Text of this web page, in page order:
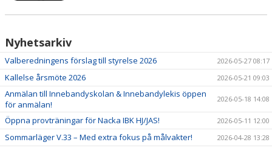
Nyhetsarkiv
Valberedningens förslag till styrelse 2026 2026-05-27 08:17
Kallelse årsmöte 2026 2026-05-21 09:03
Anmälan till Innebandyskolan & Innebandylekis öppen
för anmälan!
2026-05-18 14:08
Öppna provträningar för Nacka IBK HJ/JAS! 2026-05-11 12:00
Sommarläger V.33 – Med extra fokus på målvakter! 2026-04-28 13:28